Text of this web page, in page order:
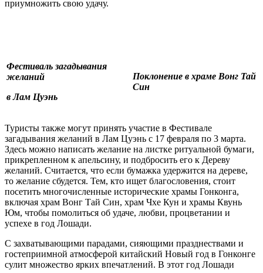
приумножить свою удачу.
Фестиваль загадывания
желаний
в Лам Цуэнь
Поклонение в храме Вонг Тай
Син
Туристы также могут принять участие в Фестивале
загадывания желаний в Лам Цуэнь с 17 февраля по 3 марта.
Здесь можно написать желание на листке ритуальной бумаги,
прикрепленном к апельсину, и подбросить его к Дереву
желаний. Считается, что если бумажка удержится на дереве,
то желание сбудется. Тем, кто ищет благословения, стоит
посетить многочисленные исторические храмы Гонконга,
включая храм Вонг Тай Син, храм Чхе Кун и храмы Квунь
Юм, чтобы помолиться об удаче, любви, процветании и
успехе в год Лошади.
С захватывающими парадами, сияющими празднествами и
гостеприимной атмосферой китайский Новый год в Гонконге
сулит множество ярких впечатлений. В этот год Лошади